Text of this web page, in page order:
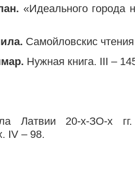
«Идеального города
Самойловскис
Нужная книга. III –
Латвии 20-х-ЗО-х
IV – 98.